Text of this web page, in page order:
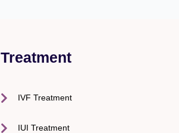
Treatment
IVF Treatment
IUI Treatment